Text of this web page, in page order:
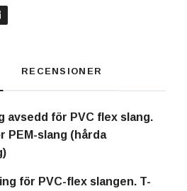
RECENSIONER
avsedd för PVC flex slang.
PEM-slang (hårda
för PVC-flex slangen. T-